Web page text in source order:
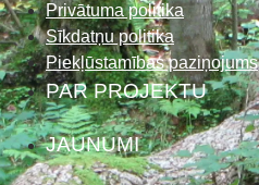
Privātuma politika
Sīkdatņu politika
Piekļūstamības paziņojums
PAR PROJEKTU
JAUNUMI